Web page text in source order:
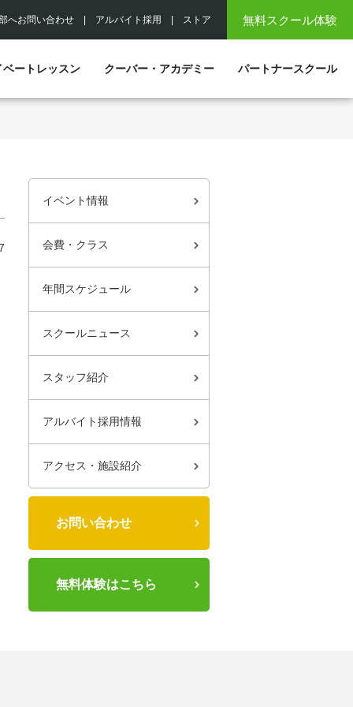
無料スクール体験
へお問い合わせ アルバイト採用 ストア
ベートレッスン クーバー・アカデミー パートナースクール
イベント情報
会費・クラス
年間スケジュール
スクールニュース
スタッフ紹介
アルバイト採用情報
アクセス・施設紹介
お問い合わせ
無料体験はこちら